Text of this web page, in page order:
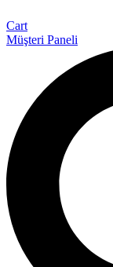
Cart
Müşteri Paneli